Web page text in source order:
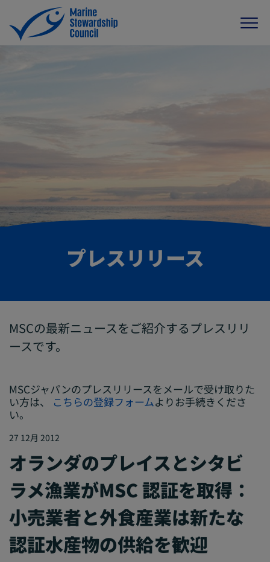
プレスリリース
MSCの最新ニュースをご紹介するプレスリリ
ースです。
MSCジャパンのプレスリリースをメールで受け取りた
い方は、
こちらの登録フォームよりお手続きくださ
い。
27 12月 2012
オランダのプレイスとシタビ
ラメ漁業がMSC 認証を取得：
小売業者と外食産業は新たな
認証水産物の供給を歓迎